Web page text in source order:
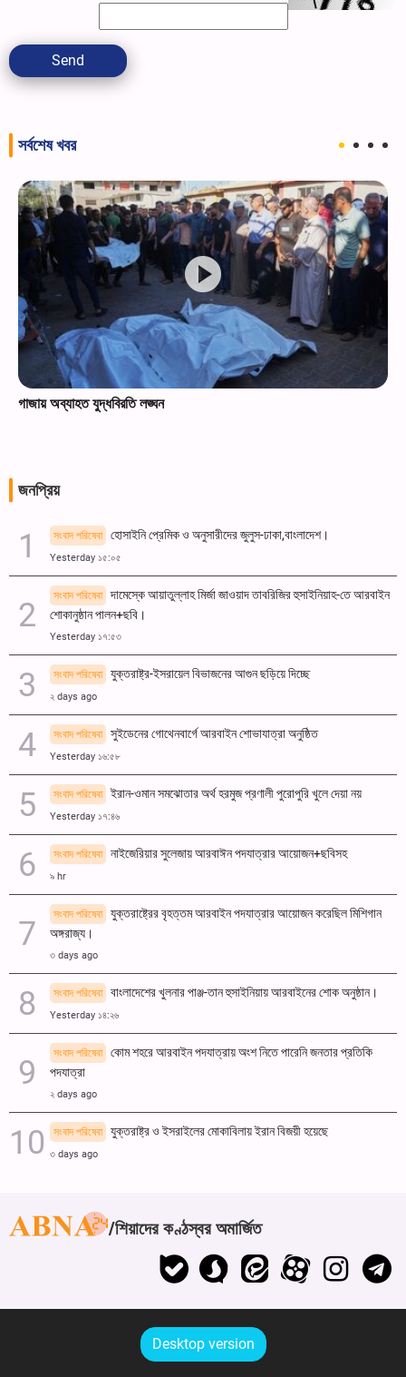
Send
সর্বশেষ খবর
গাজায় অব্যাহত যুদ্ধবিরতি লঙ্ঘন
জনপ্রিয়
সংবাদ পরিষেবা হোসাইনি প্রেমিক ও অনুসারীদের জুলুস-ঢাকা,বাংলাদেশ।
Yesterday ১৫:০৫
সংবাদ পরিষেবা
দামেস্কে আয়াতুল্লাহ মির্জা জাওয়াদ তাবরিজির হুসাইনিয়াহ-তে আরবাইন
শোকানুষ্ঠান পালন+ছবি।
Yesterday ১৭:৫৩
সংবাদ পরিষেবা যুক্তরাষ্ট্র-ইসরায়েল বিভাজনের আগুন ছড়িয়ে দিচ্ছে
২ days ago
সংবাদ পরিষেবা সুইডেনের গোথেনবার্গে আরবাইন শোভাযাত্রা অনুষ্ঠিত
Yesterday ১৬:৫৮
সংবাদ পরিষেবা ইরান-ওমান সমঝোতার অর্থ হরমুজ প্রণালী পুরোপুরি খুলে দেয়া নয়
Yesterday ১৭:৪৬
সংবাদ পরিষেবা নাইজেরিয়ার সুলেজায় আরবাঈন পদযাত্রার আয়োজন+ছবিসহ
৯ hr
সংবাদ পরিষেবা
যুক্তরাষ্ট্রের বৃহত্তম আরবাইন পদযাত্রার আয়োজন করেছিল মিশিগান
অঙ্গরাজ্য।
৩ days ago
সংবাদ পরিষেবা বাংলাদেশের খুলনার পাঞ্জ-তান হুসাইনিয়ায় আরবাইনের শোক অনুষ্ঠান।
Yesterday ১৪:২৬
সংবাদ পরিষেবা
কোম শহরে আরবাইন পদযাত্রায় অংশ নিতে পারেনি জনতার প্রতিকি
পদযাত্রা
২ days ago
সংবাদ পরিষেবা যুক্তরাষ্ট্র ও ইসরাইলের মোকাবিলায় ইরান বিজয়ী হয়েছে
৩ days ago
শিয়াদের কণ্ঠস্বর অমার্জিত
Desktop version